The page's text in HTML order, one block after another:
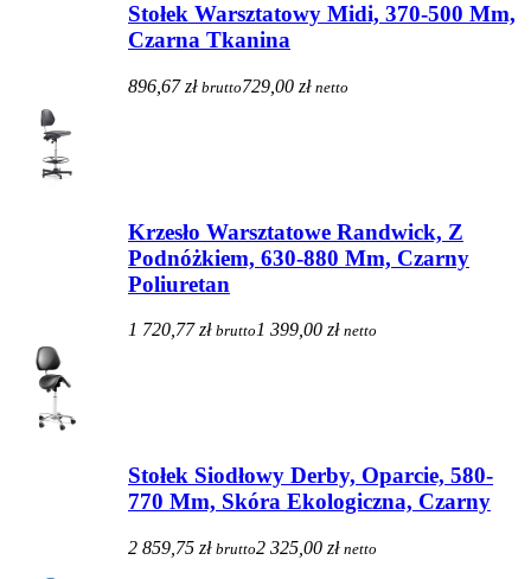
Stołek Warsztatowy Midi, 370-500 Mm,
Czarna Tkanina
896,67 zł brutto729,00 zł netto
Krzesło Warsztatowe Randwick, Z
Podnóżkiem, 630-880 Mm, Czarny
Poliuretan
1 720,77 zł brutto1 399,00 zł netto
Stołek Siodłowy Derby, Oparcie, 580-
770 Mm, Skóra Ekologiczna, Czarny
2 859,75 zł brutto2 325,00 zł netto